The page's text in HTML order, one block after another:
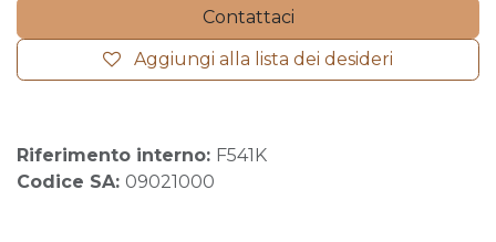
Contattaci
Aggiungi alla lista dei desideri
Riferimento interno: F541K
Codice SA: 09021000